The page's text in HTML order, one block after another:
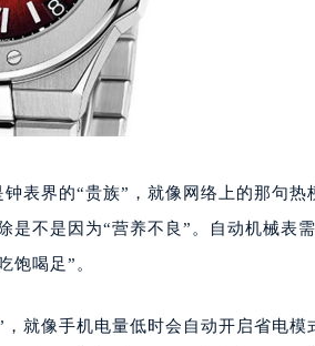
表界的“贵族”，就像网络上的那句热
不是因为“营养不良”。自动机械表
饱喝足”。
就像手机电量低时会自动开启省电模